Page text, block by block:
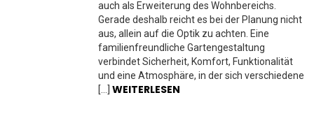
auch als Erweiterung des Wohnbereichs.
Gerade deshalb reicht es bei der Planung nicht
aus, allein auf die Optik zu achten. Eine
familienfreundliche Gartengestaltung
verbindet Sicherheit, Komfort, Funktionalität
und eine Atmosphäre, in der sich verschiedene
[…] WEITERLESEN